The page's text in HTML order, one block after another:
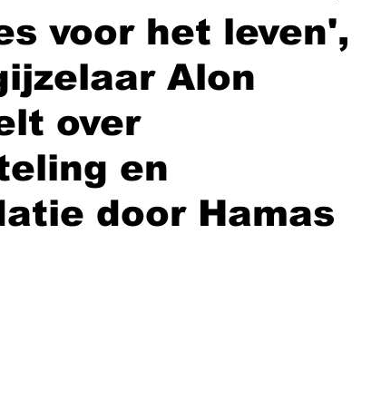
voor het leven',
Alon
over
en
door Hamas